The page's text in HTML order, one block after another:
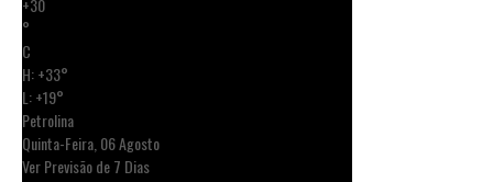
+30
°
C
H:+33°
L:+19°
Petrolina
Quinta-Feira, 06 Agosto
Ver Previsão de 7 Dias